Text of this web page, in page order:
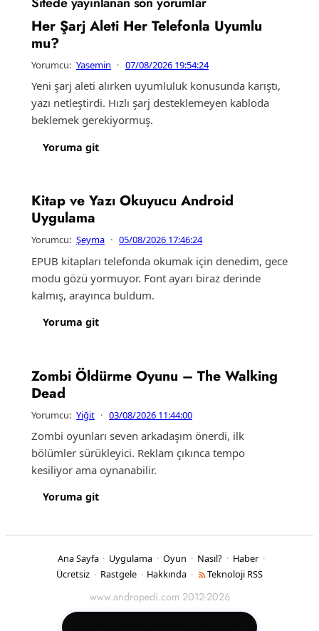
Her Şarj Aleti Her Telefonla Uyumlu
mu?
Yorumcu: Yasemin · 07/08/2026 19:54:24
Yeni şarj aleti alırken uyumluluk konusunda karıştı,
yazı netleştirdi. Hızlı şarj desteklemeyen kabloda
beklemek gerekiyormuş.
Yoruma git
Kitap ve Yazı Okuyucu Android
Uygulama
Yorumcu: Şeyma · 05/08/2026 17:46:24
EPUB kitapları telefonda okumak için denedim, gece
modu gözü yormuyor. Font ayarı biraz derinde
kalmış, arayınca buldum.
Yoruma git
Zombi Öldürme Oyunu – The Walking
Dead
Yorumcu: Yiğit · 03/08/2026 11:44:00
Zombi oyunları seven arkadaşım önerdi, ilk
bölümler sürükleyici. Reklam çıkınca tempo
kesiliyor ama oynanabilir.
Yoruma git
Ana Sayfa · Uygulama · Oyun · Nasıl? · Haber ·
Ücretsiz · Rastgele · Hakkında · Teknoloji RSS
www.andropedi.com 2012-2026